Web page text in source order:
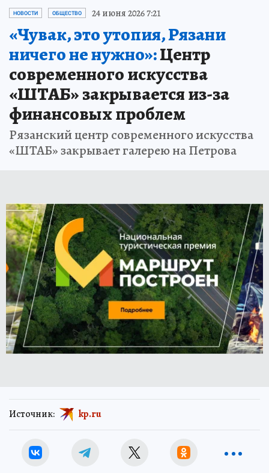
НОВОСТИ ОБЩЕСТВО 24 июня 2026 7:21
«Чувак, это утопия, Рязани
ничего не нужно»:Центр
современного искусства
«ШТАБ» закрывается из-за
финансовых проблем
Рязанский центр современного искусства
«ШТАБ» закрывает галерею на Петрова
Источник: kp.ru